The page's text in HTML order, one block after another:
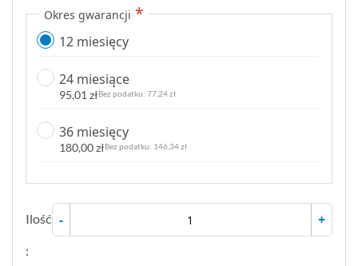
Okres gwarancji
12 miesięcy
24 miesiące
95,01 zł 77,24 zł
36 miesięcy
180,00 zł 146,34 zł
Ilość
:
- +